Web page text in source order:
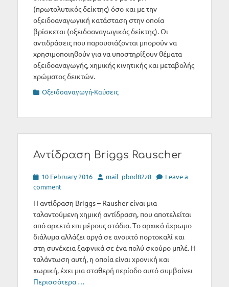
(πρωτολυτικός δείκτης) όσο και με την
οξειδοαναγωγική κατάσταση στην οποία
βρίσκεται (οξειδοαναγωγικός δείκτης). Οι
αντιδράσεις που παρουσιάζονται μπορούν να
χρησιμοποιηθούν για να υποστηρίξουν θέματα
οξειδοαναγωγής, χημικής κινητικής και μεταβολής
χρώματος δεικτών.
Categories
Οξειδοαναγωγή-Καύσεις
Αντίδραση Briggs Rauscher
Posted
on
10 February 2016 Author
mail_pbnd82z8
Leave a
comment
H αντίδραση Briggs – Rausher είναι μια
ταλαντούμενη χημική αντίδραση, που αποτελείται
από αρκετά επι μέρους στάδια. Tο αρχικό άχρωμο
διάλυμα αλλάζει αργά σε ανοιχτό πορτοκαλί και
στη συνέχεια ξαφνικά σε ένα πολύ σκούρο μπλέ. H
ταλάντωση αυτή, η οποία είναι χρονική και
χωρική, έχει μια σταθερή περίοδο αυτό συμβαίνει
Περισσότερα …